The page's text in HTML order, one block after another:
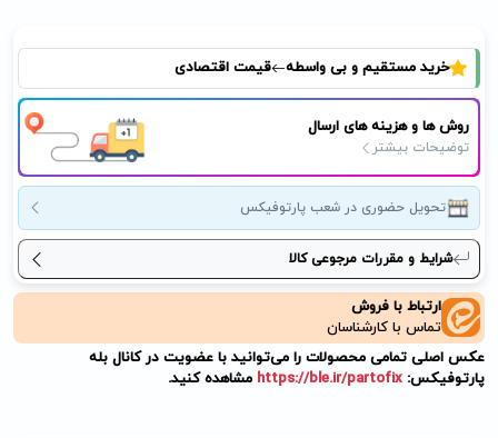
خرید مستقیم و بی واسطه قیمت اقتصادی
روش ها و هزینه های ارسال
توضیحات بیشتر
تحویل حضوری در شعب پارتوفیکس
شرایط و مقررات مرجوعی کالا
ارتباط با فروش
تماس با کارشناسان
عکس اصلی تمامی محصولات را می‌توانید با عضویت در کانال بله
پارتوفیکس: https://ble.ir/partofix مشاهده کنید.